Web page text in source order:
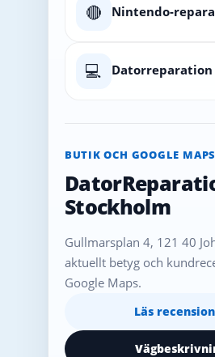
🔴 Nintendo-
💻 Datorreparation
BUTIK OCH GOOGLE MAPS
Stockholm
Gullmarsplan 4, 121 40
aktuellt betyg och
Google Maps.
Läs